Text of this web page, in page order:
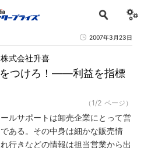
2007年3月23日
をつけろ！――利益を指標
式会社升喜
（1/2 ページ）
ルサポートは卸売企業にとって営
ある。その中身は細かな販売情
行きなどの情報は担当営業から出